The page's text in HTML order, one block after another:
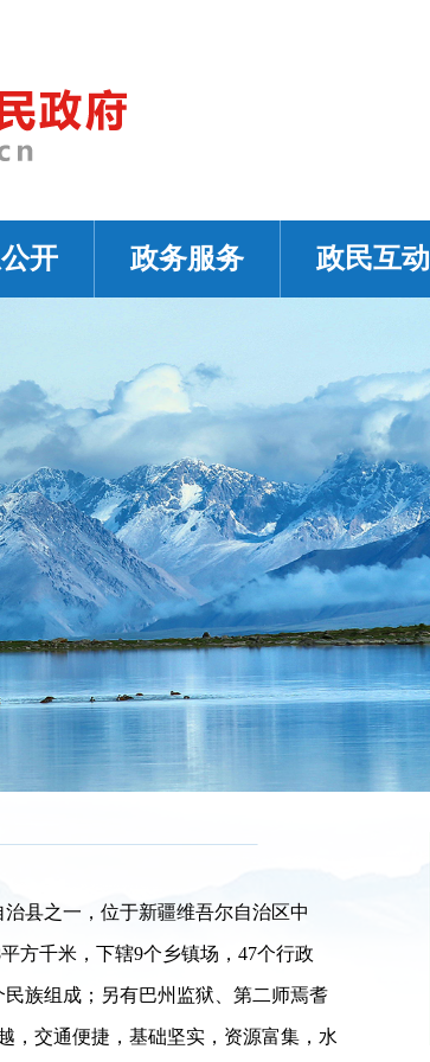
开 政务服务 政民互动
县之一，位于新疆维吾尔自治区中
方千米，下辖9个乡镇场，47个行政
族组成；另有巴州监狱、第二师焉耆
，交通便捷，基础坚实，资源富集，水